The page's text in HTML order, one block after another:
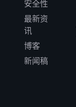
安全性
最新资
讯
博客
新闻稿